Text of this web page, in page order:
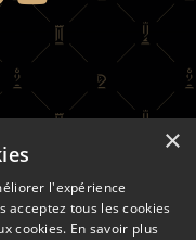
Retrouvez
nous
sur
×
l'expérience
acceptez tous les cookies
cookies. En savoir plus